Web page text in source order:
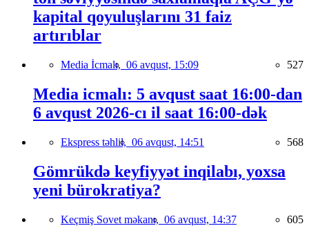
kapital qoyuluşlarını 31 faiz
artırıblar
Media İcmalı, 06 avqust, 15:09 527
Media icmalı: 5 avqust saat 16:00-dan
6 avqust 2026-cı il saat 16:00-dək
Ekspress təhlil, 06 avqust, 14:51 568
Gömrükdə keyfiyyət inqilabı, yoxsa
yeni bürokratiya?
Keçmiş Sovet məkanı, 06 avqust, 14:37 605